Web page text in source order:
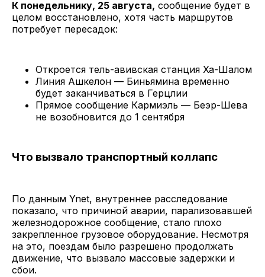
К понедельнику, 25 августа, сообщение будет в
целом восстановлено, хотя часть маршрутов
потребует пересадок:
Откроется тель-авивская станция Ха-Шалом
Линия Ашкелон — Биньямина временно
будет заканчиваться в Герцлии
Прямое сообщение Кармиэль — Беэр-Шева
не возобновится до 1 сентября
Что вызвало транспортный коллапс
По данным Ynet, внутреннее расследование
показало, что причиной аварии, парализовавшей
железнодорожное сообщение, стало плохо
закрепленное грузовое оборудование. Несмотря
на это, поездам было разрешено продолжать
движение, что вызвало массовые задержки и
сбои.